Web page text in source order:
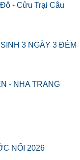
- Cửu Trại Câu
3 NGÀY 3 ĐÊM
- NHA TRANG
NỔI 2026